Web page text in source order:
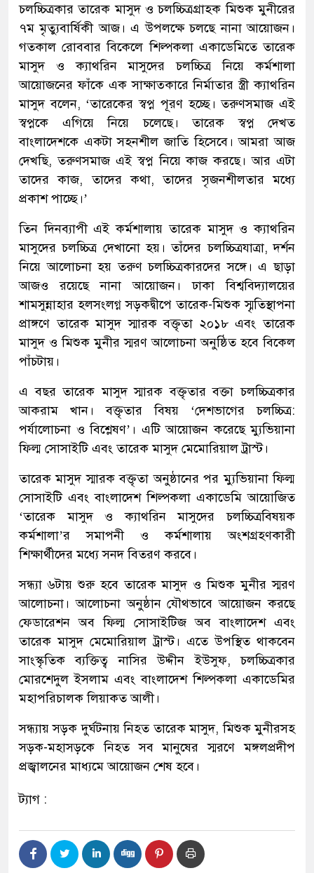
চলচ্চিত্রকার তারেক মাসুদ ও চলচ্চিত্রগ্রাহক মিশুক মুনীরের
৭ম মৃত্যুবার্ষিকী আজ। এ উপলক্ষে চলছে নানা আয়োজন।
গতকাল রোববার বিকেলে শিল্পকলা একাডেমিতে তারেক
মাসুদ ও ক্যাথরিন মাসুদের চলচ্চিত্র নিয়ে কর্মশালা
আয়োজনের ফাঁকে এক সাক্ষাত্কারে নির্মাতার স্ত্রী ক্যাথরিন
মাসুদ বলেন, ‘তারেকের স্বপ্ন পূরণ হচ্ছে। তরুণসমাজ এই
স্বপ্নকে এগিয়ে নিয়ে চলেছে। তারেক স্বপ্ন দেখত
বাংলাদেশকে একটা সহনশীল জাতি হিসেবে। আমরা আজ
দেখছি, তরুণসমাজ এই স্বপ্ন নিয়ে কাজ করছে। আর এটা
তাদের কাজ, তাদের কথা, তাদের সৃজনশীলতার মধ্যে
প্রকাশ পাচ্ছে।’
তিন দিনব্যাপী এই কর্মশালায় তারেক মাসুদ ও ক্যাথরিন
মাসুদের চলচ্চিত্র দেখানো হয়। তাঁদের চলচ্চিত্রযাত্রা, দর্শন
নিয়ে আলোচনা হয় তরুণ চলচ্চিত্রকারদের সঙ্গে। এ ছাড়া
আজও রয়েছে নানা আয়োজন। ঢাকা বিশ্ববিদ্যালয়ের
শামসুন্নাহার হলসংলগ্ন সড়কদ্বীপে তারেক-মিশুক স্মৃতিস্থাপনা
প্রাঙ্গণে তারেক মাসুদ স্মারক বক্তৃতা ২০১৮ এবং তারেক
মাসুদ ও মিশুক মুনীর স্মরণ আলোচনা অনুষ্ঠিত হবে বিকেল
পাঁচটায়।
এ বছর তারেক মাসুদ স্মারক বক্তৃতার বক্তা চলচ্চিত্রকার
আকরাম খান। বক্তৃতার বিষয় ‘দেশভাগের চলচ্চিত্র:
পর্যালোচনা ও বিশ্লেষণ’। এটি আয়োজন করেছে ম্যুভিয়ানা
ফিল্ম সোসাইটি এবং তারেক মাসুদ মেমোরিয়াল ট্রাস্ট।
তারেক মাসুদ স্মারক বক্তৃতা অনুষ্ঠানের পর ম্যুভিয়ানা ফিল্ম
সোসাইটি এবং বাংলাদেশ শিল্পকলা একাডেমি আয়োজিত
‘তারেক মাসুদ ও ক্যাথরিন মাসুদের চলচ্চিত্রবিষয়ক
কর্মশালা’র সমাপনী ও কর্মশালায় অংশগ্রহণকারী
শিক্ষার্থীদের মধ্যে সনদ বিতরণ করবে।
সন্ধ্যা ৬টায় শুরু হবে তারেক মাসুদ ও মিশুক মুনীর স্মরণ
আলোচনা। আলোচনা অনুষ্ঠান যৌথভাবে আয়োজন করছে
ফেডারেশন অব ফিল্ম সোসাইটিজ অব বাংলাদেশ এবং
তারেক মাসুদ মেমোরিয়াল ট্রাস্ট। এতে উপস্থিত থাকবেন
সাংস্কৃতিক ব্যক্তিত্ব নাসির উদ্দীন ইউসুফ, চলচ্চিত্রকার
মোরশেদুল ইসলাম এবং বাংলাদেশ শিল্পকলা একাডেমির
মহাপরিচালক লিয়াকত আলী।
সন্ধ্যায় সড়ক দুর্ঘটনায় নিহত তারেক মাসুদ, মিশুক মুনীরসহ
সড়ক-মহাসড়কে নিহত সব মানুষের স্মরণে মঙ্গলপ্রদীপ
প্রজ্বালনের মাধ্যমে আয়োজন শেষ হবে।
ট্যাগ :